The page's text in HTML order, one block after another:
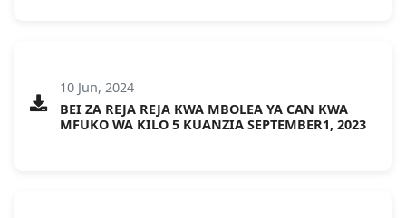
10 Jun, 2024
BEI ZA REJA REJA KWA MBOLEA YA CAN KWA
MFUKO WA KILO 5 KUANZIA SEPTEMBER1, 2023